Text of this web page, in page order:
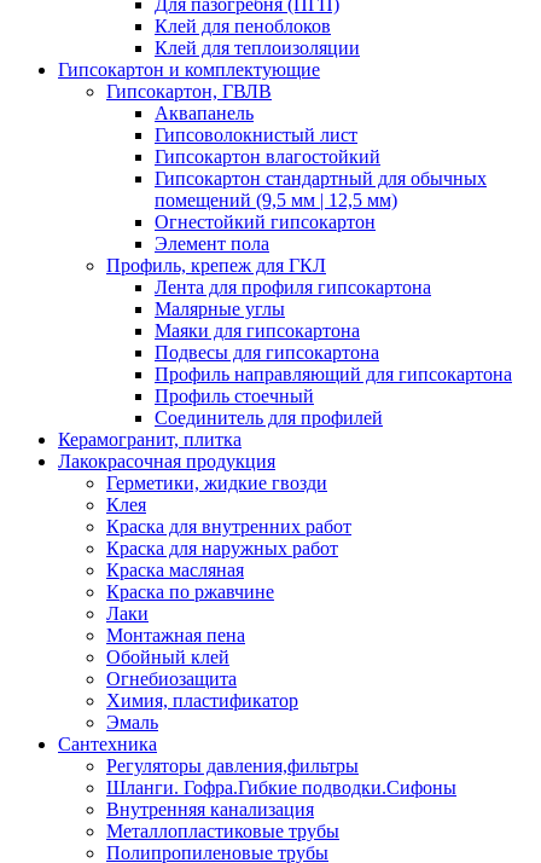
Для пазогребня (ПГП)
Клей для пеноблоков
Клей для теплоизоляции
Гипсокартон и комплектующие
Гипсокартон, ГВЛВ
Аквапанель
Гипсоволокнистый лист
Гипсокартон влагостойкий
Гипсокартон стандартный для обычных
помещений (9,5 мм | 12,5 мм)
Огнестойкий гипсокартон
Элемент пола
Профиль, крепеж для ГКЛ
Лента для профиля гипсокартона
Малярные углы
Маяки для гипсокартона
Подвесы для гипсокартона
Профиль направляющий для гипсокартона
Профиль стоечный
Соединитель для профилей
Керамогранит, плитка
Лакокрасочная продукция
Герметики, жидкие гвозди
Клея
Краска для внутренних работ
Краска для наружных работ
Краска масляная
Краска по ржавчине
Лаки
Монтажная пена
Обойный клей
Огнебиозащита
Химия, пластификатор
Эмаль
Сантехника
Регуляторы давления,фильтры
Шланги. Гофра.Гибкие подводки.Сифоны
Внутренняя канализация
Металлопластиковые трубы
Полипропиленовые трубы